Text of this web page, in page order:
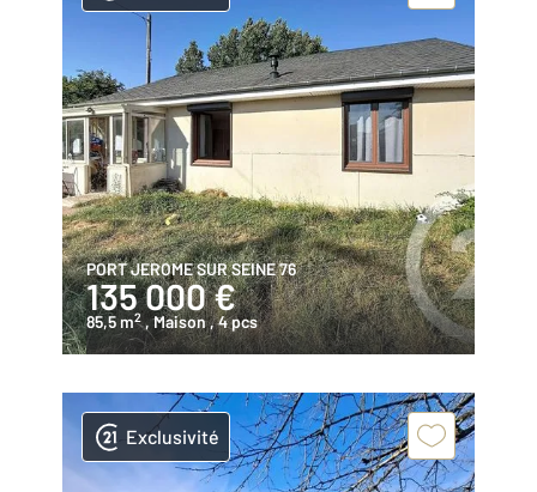
PORT JEROME SUR SEINE 76
135 000 €
85,5 m2 , Maison, 4 pcs
Exclusivité